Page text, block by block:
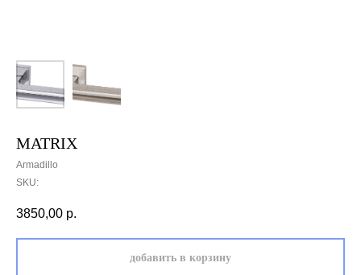
MATRIX
Armadillo
SKU:
3850,00 р.
добавить в корзину